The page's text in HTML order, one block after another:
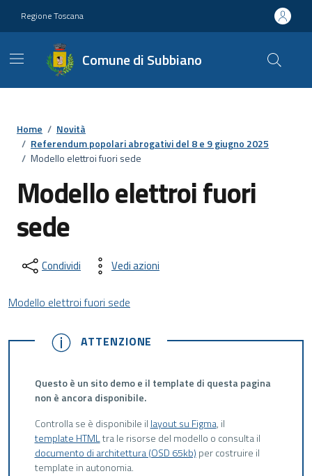
Regione Toscana
Comune di Subbiano
Home / Novità
/ Referendum popolari abrogativi del 8 e 9 giugno 2025
/ Modello elettroi fuori sede
Modello elettroi fuori
sede
Condividi Vedi azioni
Modello elettroi fuori sede
ATTENZIONE
ATTENZIONE
Questo è un sito demo e il template di questa pagina
non è ancora disponibile.
Controlla se è disponibile il layout su Figma, il
template HTMLtra le risorse del modello o consulta il
documento di architettura (OSD 65kb) per costruire il
template in autonomia.